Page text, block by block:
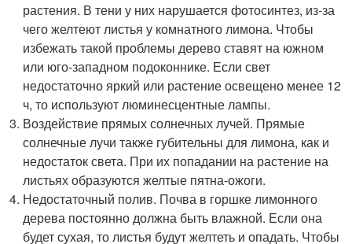
растения. В тени у них нарушается фотосинтез, из-за
чего желтеют листья у комнатного лимона. Чтобы
избежать такой проблемы дерево ставят на южном
или юго-западном подоконнике. Если свет
недостаточно яркий или растение освещено менее 12
ч, то используют люминесцентные лампы.
Воздействие прямых солнечных лучей. Прямые
солнечные лучи также губительны для лимона, как и
недостаток света. При их попадании на растение на
листьях образуются желтые пятна-ожоги.
Недостаточный полив. Почва в горшке лимонного
дерева постоянно должна быть влажной. Если она
будет сухая, то листья будут желтеть и опадать. Чтобы